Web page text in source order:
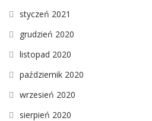
styczeń 2021
grudzień 2020
listopad 2020
październik 2020
wrzesień 2020
sierpień 2020